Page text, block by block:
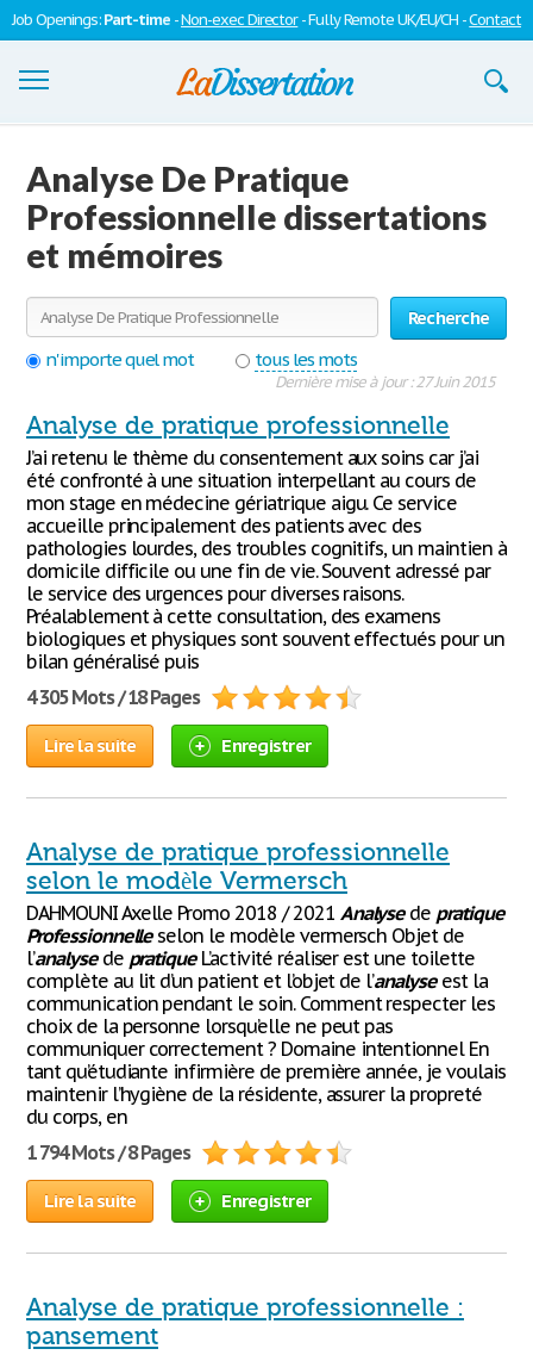
Job Openings:Part-time -Non-exec Director- Fully Remote UK/EU/CH -Contact
S'inscrire
Se connecter
Contactez-nous
Analyse De Pratique
Professionnelle dissertations
et mémoires
Recherche
n'importe quel mot
tous les mots
Dernière mise à jour : 27 Juin 2015
Analyse de pratique professionnelle
J’ai retenu le thème du consentement aux soins car j’ai
été confronté à une situation interpellant au cours de
mon stage en médecine gériatrique aigu. Ce service
accueille principalement des patients avec des
pathologies lourdes, des troubles cognitifs, un maintien à
domicile difficile ou une fin de vie. Souvent adressé par
le service des urgences pour diverses raisons.
Préalablement à cette consultation, des examens
biologiques et physiques sont souvent effectués pour un
bilan généralisé puis
4 305 Mots / 18 Pages
Lire la suite Enregistrer
Analyse de pratique professionnelle
selon le modèle Vermersch
DAHMOUNI Axelle Promo 2018 / 2021 Analysede pratique
Professionnelleselon le modèle vermersch Objet de
l’analysede pratiqueL’activité réaliser est une toilette
complète au lit d’un patient et l’objet de l’analyseest la
communication pendant le soin. Comment respecter les
choix de la personne lorsqu’elle ne peut pas
communiquer correctement ? Domaine intentionnel En
tant qu’étudiante infirmière de première année, je voulais
maintenir l’hygiène de la résidente, assurer la propreté
du corps, en
1 794 Mots / 8 Pages
Lire la suite Enregistrer
Analyse de pratique professionnelle :
pansement